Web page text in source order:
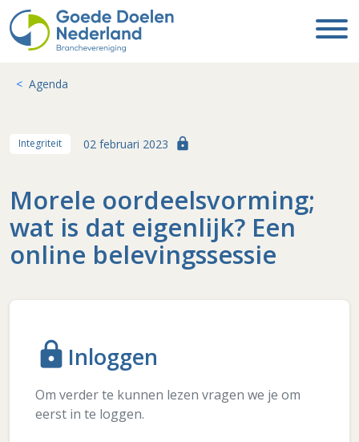
Agenda
Integriteit 02 februari 2023 lock
Morele oordeelsvorming;
wat is dat eigenlijk? Een
online belevingssessie
lock Inloggen
Om verder te kunnen lezen vragen we je om
eerst in te loggen.